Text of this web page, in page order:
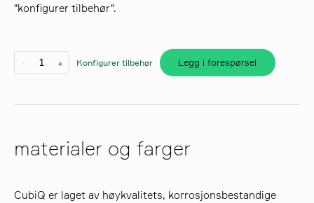
søk
"konfigurer tilbehør".
- + Konfigurer tilbehør Legg i forespørsel
materialer og farger
CubiQ er laget av høykvalitets, korrosjonsbestandige